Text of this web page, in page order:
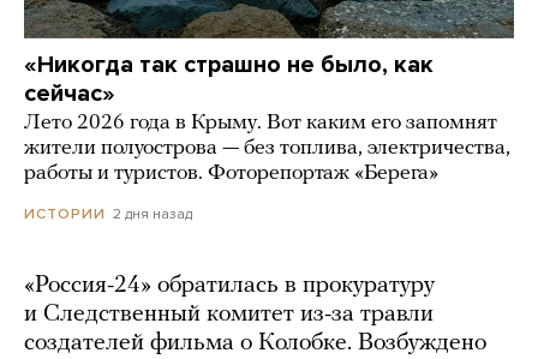
«Никогда так страшно не было, как
сейчас»
Лето 2026 года в Крыму. Вот каким его запомнят
жители полуострова — без топлива, электричества,
работы и туристов. Фоторепортаж «Берега»
ИСТОРИИ 2 дня назад
«Россия-24» обратилась в прокуратуру
и Следственный комитет из-за травли
создателей фильма о Колобке. Возбуждено